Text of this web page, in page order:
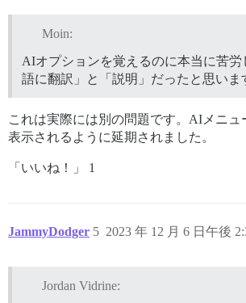
Moin:
AIオプションを覚えるのに本当に苦労
語に翻訳」と「説明」だったと思いま
これは実際には別の問題です。AIメニュ
表示されるように延期されました。
「いいね！」 1
JammyDodger 2023 年 12 月 6 日午後
5
Jordan Vidrine: